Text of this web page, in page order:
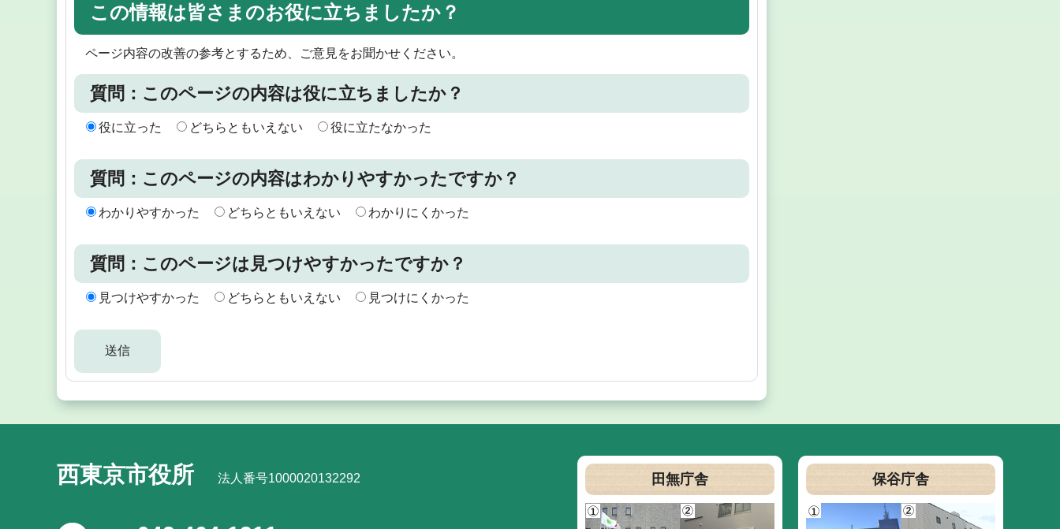
この情報は皆さまのお役に立ちましたか？
ページ内容の改善の参考とするため、ご意見をお聞かせください。
質問：このページの内容は役に立ちましたか？
役に立った どちらともいえない 役に立たなかった
質問：このページの内容はわかりやすかったですか？
わかりやすかった どちらともいえない わかりにくかった
質問：このページは見つけやすかったですか？
見つけやすかった どちらともいえない 見つけにくかった
西東京市役所 法人番号1000020132292 田無庁舎 保谷庁舎